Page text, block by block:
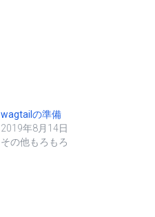
wagtailの準備
2019年8月14日
その他もろもろ